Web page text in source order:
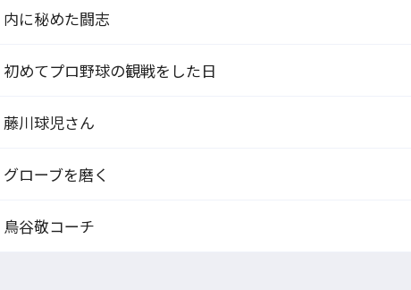
内に秘めた闘志
初めてプロ野球の観戦をした日
藤川球児さん
グローブを磨く
鳥谷敬コーチ